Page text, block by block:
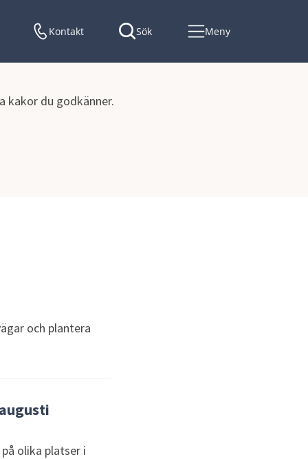
kakor du godkänner.
Kontakt Sök Meny
och plantera
olika platser i